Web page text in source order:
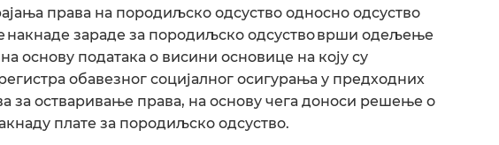
права на породиљско одсуство односно одсуство
накнаде зараде за породиљско одсуство врши одељење
основу података о висини основице на коју су
обавезног социјалног осигурања у предходних
за остваривање права, на основу чега доноси решење о
плате за породиљско одсуство.